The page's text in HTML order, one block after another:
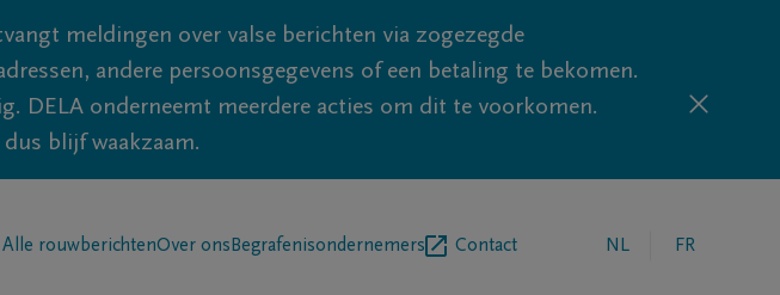
meldingen over valse berichten via zogezegde
andere persoonsgegevens of een betaling te bekomen.
DELA onderneemt meerdere acties om dit te voorkomen.
blijf waakzaam.
Alle rouwberichtenOver ons Begrafenisondernemers Contact NL FR